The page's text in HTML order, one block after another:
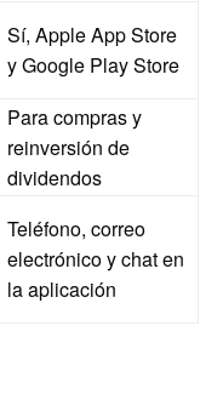
Sí, Apple App Store
y Google Play Store
Para compras y
reinversión de
dividendos
Teléfono, correo
electrónico y chat en
la aplicación